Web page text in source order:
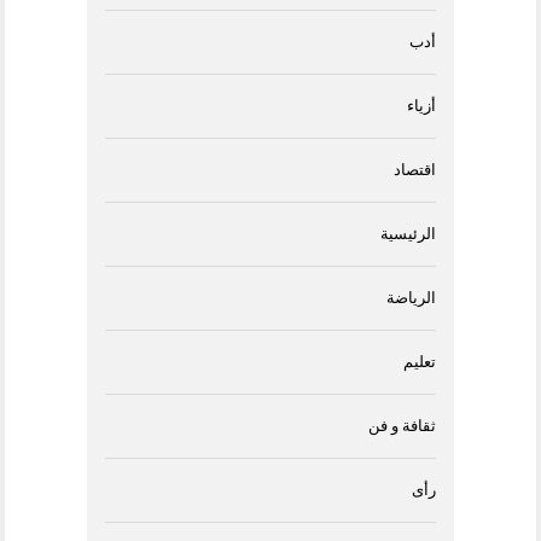
أدب
أزياء
اقتصاد
الرئيسية
الرياضة
تعليم
ثقافة و فن
رأى